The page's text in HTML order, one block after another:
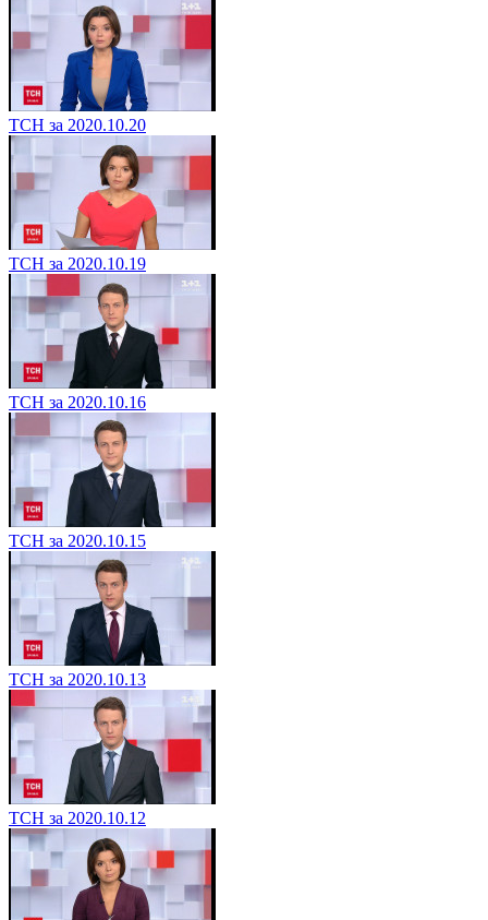
ТСН за 2020.10.20
ТСН за 2020.10.19
ТСН за 2020.10.16
ТСН за 2020.10.15
ТСН за 2020.10.13
ТСН за 2020.10.12